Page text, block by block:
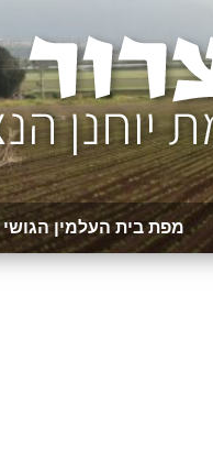
מפת בית העלמין הגושי